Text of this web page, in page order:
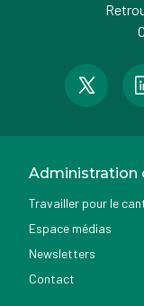
Administration
Travailler pour le
Espace médias
Newsletters
Contact